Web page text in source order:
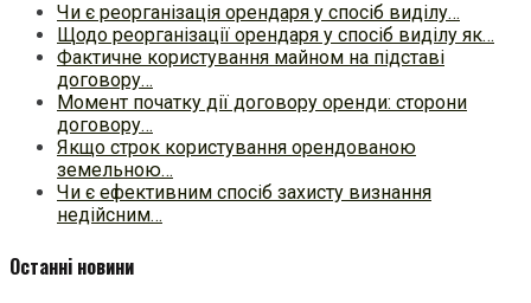
Чи є реорганізація орендаря у спосіб виділу…
Щодо реорганізації орендаря у спосіб виділу як…
Фактичне користування майном на підставі
договору…
Момент початку дії договору оренди: сторони
договору…
Якщо строк користування орендованою
земельною…
Чи є ефективним спосіб захисту визнання
недійсним…
Останні новини